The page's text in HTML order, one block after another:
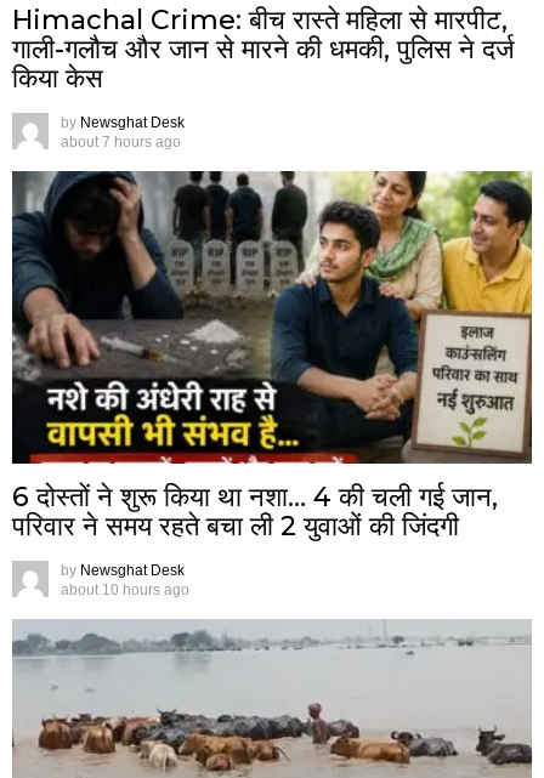
Himachal Crime: बीच रास्ते महिला से मारपीट,
गाली-गलौच और जान से मारने की धमकी, पुलिस ने दर्ज
किया केस
by Newsghat Desk
about 7 hours ago
6 दोस्तों ने शुरू किया था नशा… 4 की चली गई जान,
परिवार ने समय रहते बचा ली 2 युवाओं की जिंदगी
by Newsghat Desk
about 10 hours ago